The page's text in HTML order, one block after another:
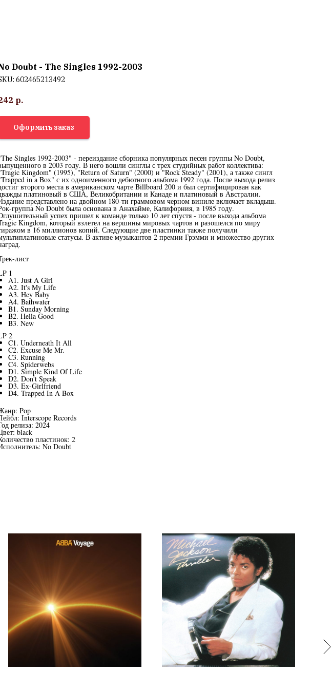
Doubt - The Singles 1992-2003
602465213492
р.
Оформить заказ
Singles 1992-2003" - переиздание сборника популярных песен группы No Doubt,
в 2003 году. В него вошли синглы с трех студийных работ коллектива:
Kingdom" (1995), "Return of Saturn" (2000) и "Rock Steady" (2001), а также сингл
in a Box" с их одноименного дебютного альбома 1992 года. После выхода релиз
второго места в американском чарте Billboard 200 и был сертифицирован как
платиновый в США, Великобритании и Канаде и платиновый в Австралии.
представлено на двойном 180-ти граммовом черном виниле включает вкладыш.
группа No Doubt была основана в Анахайме, Калифорния, в 1985 году.
успех пришел к команде только 10 лет спустя - после выхода альбома
Kingdom, который взлетел на вершины мировых чартов и разошелся по миру
в 16 миллионов копий. Следующие две пластинки также получили
статусы. В активе музыкантов 2 премии Грэмми и множество других
лист
1
A1. Just A Girl
A2. It's My Life
A3. Hey Baby
A4. Bathwater
B1. Sunday Morning
B2. Hella Good
B3. New
2
C1. Underneath It All
C2. Excuse Me Mr.
C3. Running
C4. Spiderwebs
D1. Simple Kind Of Life
D2. Don't Speak
D3. Ex-Girlfriend
D4. Trapped In A Box
Pop
Interscope Records
релиза: 2024
black
пластинок: 2
No Doubt